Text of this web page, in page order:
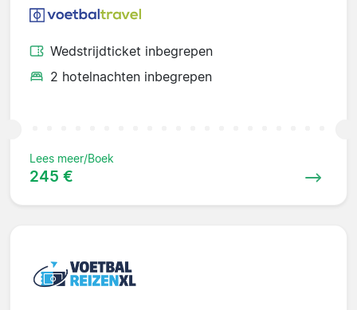
Wedstrijdticket inbegrepen
2 hotelnachten inbegrepen
Lees meer/Boek
245 €